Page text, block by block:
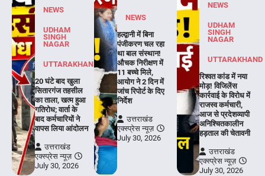
NEWS
UDHAM
SINGH
NAGAR
UTTARAKHAND
20 घंटे बाद खुला
सितारगंज तहसील
का ताला, खत्म हुआ
गतिरोध; वार्ता के
बाद कर्मचारियों ने
वापस लिया आंदोलन
उत्तराखंड
एक्स्प्रेस न्यूज़
July 30, 2026
NEWS
हल्द्वानी में बिना
पंजीकरण चल रहा
था बाल संस्थान!
औचक निरीक्षण में
11 बच्चे मिले,
आयोग ने 2 दिन में
जांच रिपोर्ट के दिए
निर्देश
उत्तराखंड
एक्स्प्रेस न्यूज़
July 30, 2026
NEWS
UDHAM
SINGH
NAGAR
UTTARAKHAND
रिश्वत कांड में नया
मोड़! विजिलेंस
कार्रवाई के विरोध में
राजस्व कर्मचारी,
आज से प्रदेशव्यापी
अनिश्चितकालीन
हड़ताल की चेतावनी
उत्तराखंड
एक्स्प्रेस न्यूज़
July 30, 2026